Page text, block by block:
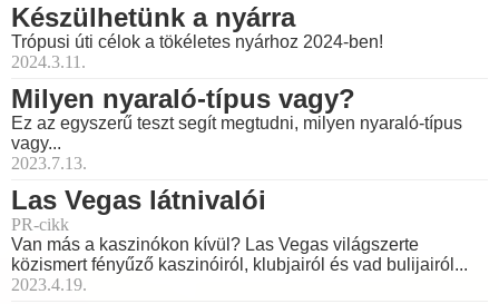
Készülhetünk a nyárra
Trópusi úti célok a tökéletes nyárhoz 2024-ben!
2024.3.11.
Milyen nyaraló-típus vagy?
Ez az egyszerű teszt segít megtudni, milyen nyaraló-típus
vagy...
2023.7.13.
Las Vegas látnivalói
PR-cikk
Van más a kaszinókon kívül? Las Vegas világszerte
közismert fényűző kaszinóiról, klubjairól és vad bulijairól...
2023.4.19.